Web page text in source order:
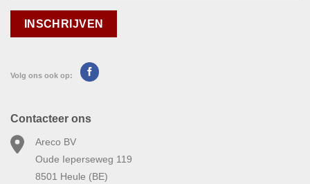
Volg ons ook op:
Contacteer ons
Areco BV
Oude Ieperseweg 119
8501 Heule (BE)